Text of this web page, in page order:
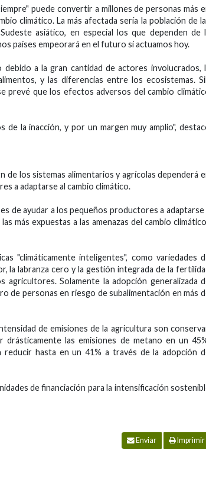
puede convertir a millones de personas más
climático. La más afectada sería la población de
asiático, en especial los que dependen de
países empeorará en el futuro si actuamos hoy.
a la gran cantidad de actores involucrados,
y las diferencias entre los ecosistemas.
prevé que los efectos adversos del cambio
la inacción, y por un margen muy amplio",
de los sistemas alimentarios y agrícolas dependerá
a adaptarse al cambio climático.
de ayudar a los pequeños productores a adaptarse
más expuestas a las amenazas del cambio
"climáticamente inteligentes", como variedades
la labranza cero y la gestión integrada de la
Solamente la adopción generalizada
de personas en riesgo de subalimentación en más
de emisiones de la agricultura son
las emisiones de metano en un
hasta en un 41% a través de la adopción
de financiación para la intensificación
Enviar Imprimir